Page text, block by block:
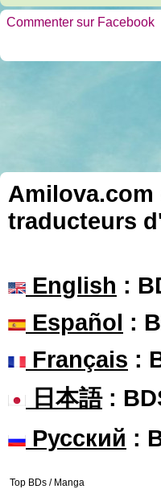
Commenter sur Facebook
traducteurs
English :
Español :
Français :
日本語:
Русский :
Top BDs / Manga